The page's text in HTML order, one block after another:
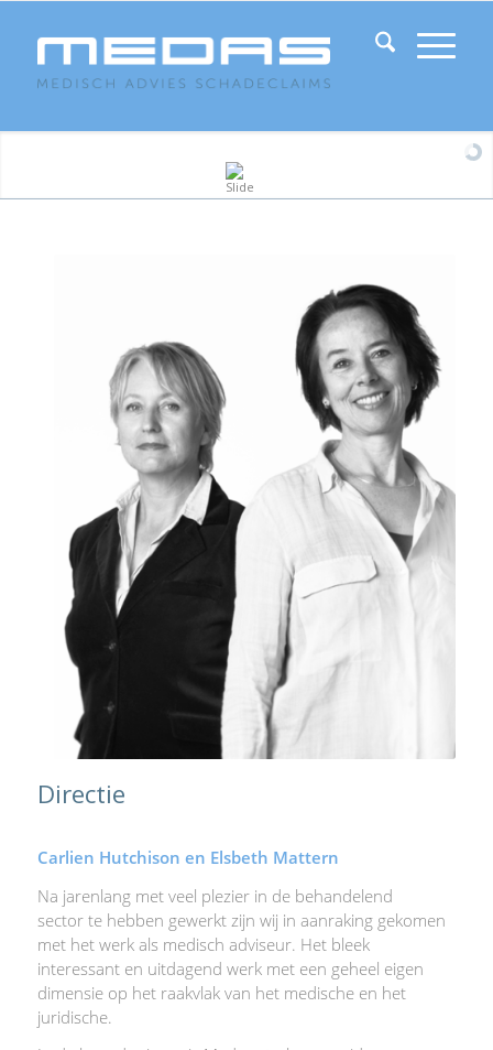
Directie
Carlien Hutchison en Elsbeth Mattern
Na jarenlang met veel plezier in de behandelend
sector te hebben gewerkt zijn wij in aanraking gekomen
met het werk als medisch adviseur. Het bleek
interessant en uitdagend werk met een geheel eigen
dimensie op het raakvlak van het medische en het
juridische.